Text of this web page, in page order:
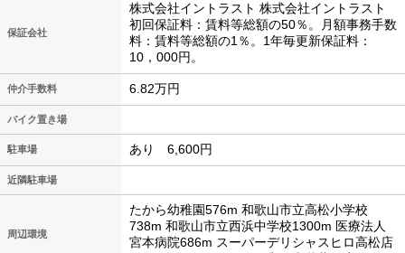
保証会社
株式会社イントラスト 株式会社イントラスト
初回保証料：賃料等総額の50％。月額事務手数
料：賃料等総額の1％。1年毎更新保証料：
10，000円。
仲介手数料 6.82万円
バイク置き場
駐車場 あり 6,600円
近隣駐車場
周辺環境
たから幼稚園576m 和歌山市立高松小学校
738m 和歌山市立西浜中学校1300m 医療法人
宮本病院686m スーパーデリシャスヒロ高松店